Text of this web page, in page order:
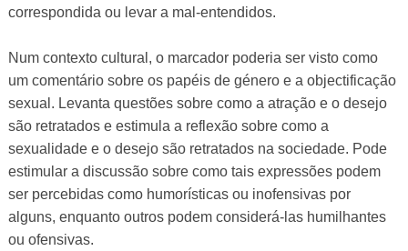
correspondida ou levar a mal-entendidos.
Num contexto cultural, o marcador poderia ser visto como
um comentário sobre os papéis de género e a objectificação
sexual. Levanta questões sobre como a atração e o desejo
são retratados e estimula a reflexão sobre como a
sexualidade e o desejo são retratados na sociedade. Pode
estimular a discussão sobre como tais expressões podem
ser percebidas como humorísticas ou inofensivas por
alguns, enquanto outros podem considerá-las humilhantes
ou ofensivas.